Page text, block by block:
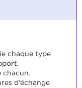
chaque type
chacun.
d'échange